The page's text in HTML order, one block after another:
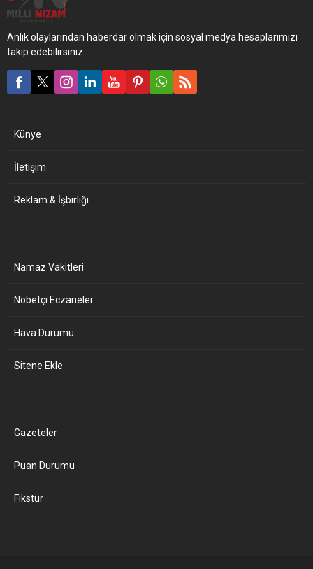
Anlık olaylarından haberdar olmak için sosyal medya hesaplarımızı
takip edebilirsiniz.
Künye
İletişim
Reklam & İşbirliği
Namaz Vakitleri
Nöbetçi Eczaneler
Hava Durumu
Sitene Ekle
Gazeteler
Puan Durumu
Fikstür